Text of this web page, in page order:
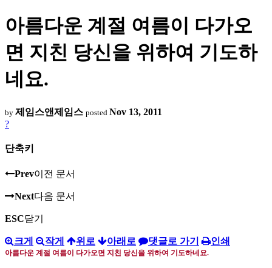
아름다운 계절 여름이 다가오
면 지친 당신을 위하여 기도하
네요.
by 제임스앤제임스 posted Nov 13, 2011
?
단축키
Prev이전 문서
Next다음 문서
ESC닫기
크게 작게 위로 아래로 댓글로 가기 인쇄
아름다운 계절 여름이 다가오면 지친 당신을 위하여 기도하네요.